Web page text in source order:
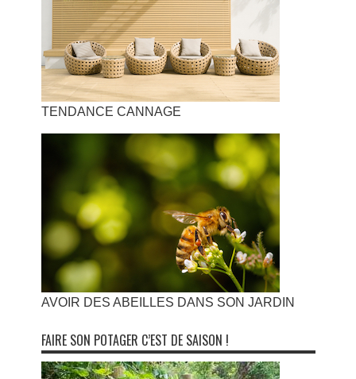
TENDANCE CANNAGE
AVOIR DES ABEILLES DANS SON JARDIN
FAIRE SON POTAGER C’EST DE SAISON !